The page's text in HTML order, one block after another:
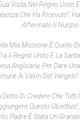
Visita Nel Regno Unito E
Che Ha Ricevuto”, Ha
Affermato Il Nunzio.
Mia Missione È Quello Di
Il Regno Unito E La Santa
Anglicana, Per Dare Una
Ai Valori Del Vangelo”.
Di Credere Che Tutti I
Questo Obiettivo”,
Padre È Stata Un Grande